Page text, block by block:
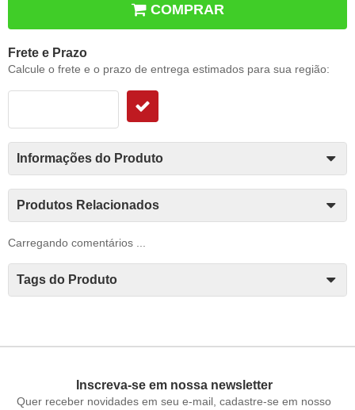
COMPRAR
Frete e Prazo
Calcule o frete e o prazo de entrega estimados para sua região:
Informações do Produto
Produtos Relacionados
Carregando comentários ...
Tags do Produto
Inscreva-se em nossa newsletter
Quer receber novidades em seu e-mail, cadastre-se em nosso